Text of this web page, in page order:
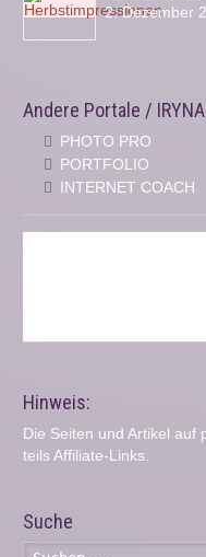
2. Dezember
Andere Portale / IRYNA
PHOTO PRO
PORTFOLIO
INTERNET COACH
Hinweis:
Die Seiten und Artikel auf
teils Affiliate-Links.
Suche